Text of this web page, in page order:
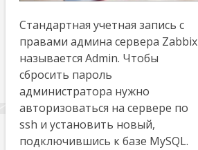
Стандартная учетная запись с
правами админа сервера Zabbix
называется Admin. Чтобы
сбросить пароль
администратора нужно
авторизоваться на сервере по
ssh и установить новый,
подключившись к базе MySQL.